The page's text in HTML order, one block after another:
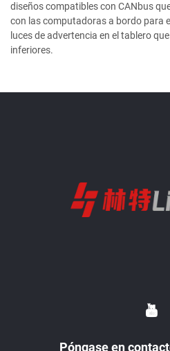
diseños compatibles con CANbus
con las computadoras a bordo para
luces de advertencia en el tablero
inferiores.
Póngase en